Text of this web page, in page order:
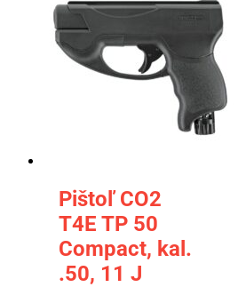
Pištoľ CO2
T4E TP 50
Compact, kal.
.50, 11 J